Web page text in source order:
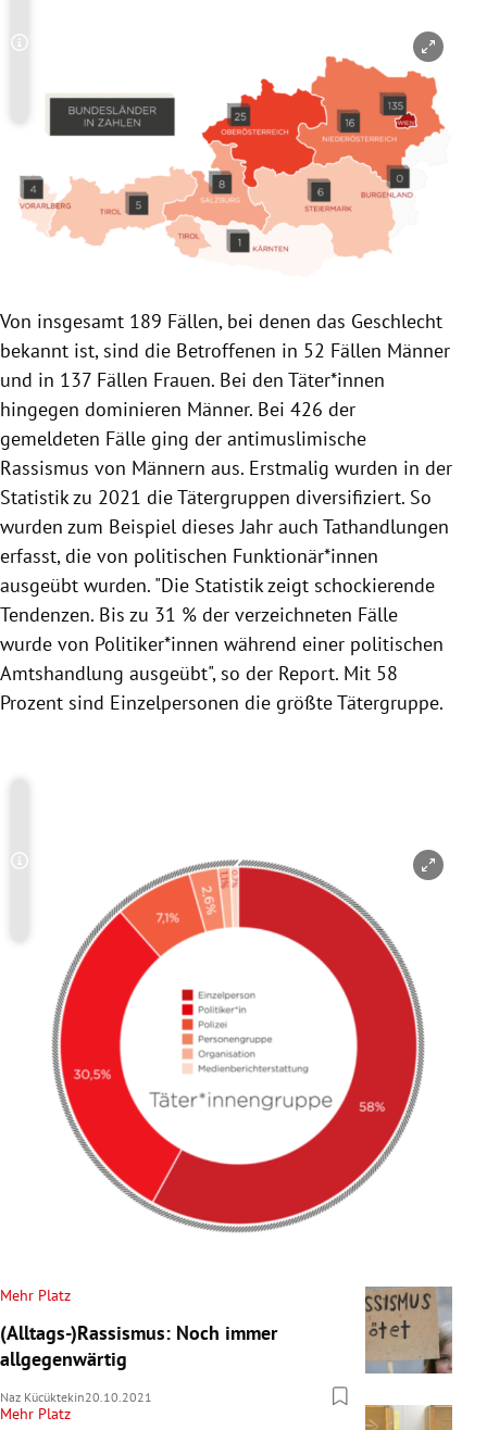
Copyright-Hinweis öffnen/schließen
Von insgesamt 189 Fällen, bei denen das Geschlecht
bekannt ist, sind die Betroffenen in 52 Fällen Männer
und in 137 Fällen Frauen. Bei den Täter*innen
hingegen dominieren Männer. Bei 426 der
gemeldeten Fälle ging der antimuslimische
Rassismus von Männern aus. Erstmalig wurden in der
Statistik zu 2021 die Tätergruppen diversifiziert. So
wurden zum Beispiel dieses Jahr auch Tathandlungen
erfasst, die von politischen Funktionär*innen
ausgeübt wurden. "Die Statistik zeigt schockierende
Tendenzen. Bis zu 31 % der verzeichneten Fälle
wurde von Politiker*innen während einer politischen
Amtshandlung ausgeübt", so der Report. Mit 58
Prozent sind Einzelpersonen die größte Tätergruppe.
Copyright-Hinweis öffnen/schließen
Mehr Platz
(Alltags-)Rassismus: Noch immer
allgegenwärtig
Naz Kücüktekin20.10.2021
Mehr Platz